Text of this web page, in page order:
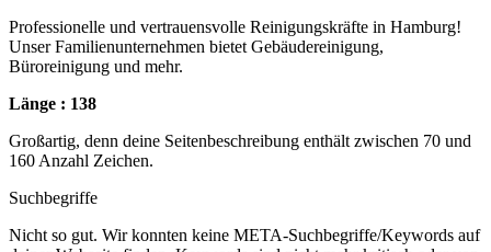
Professionelle und vertrauensvolle Reinigungskräfte in Hamburg!
Unser Familienunternehmen bietet Gebäudereinigung,
Büroreinigung und mehr.
Länge : 138
Großartig, denn deine Seitenbeschreibung enthält zwischen 70 und
160 Anzahl Zeichen.
Suchbegriffe
Nicht so gut. Wir konnten keine META-Suchbegriffe/Keywords auf